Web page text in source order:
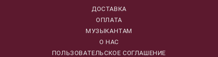
ДОСТАВКА
ОПЛАТА
МУЗЫКАНТАМ
О НАС
ПОЛЬЗОВАТЕЛЬСКОЕ СОГЛАШЕНИЕ